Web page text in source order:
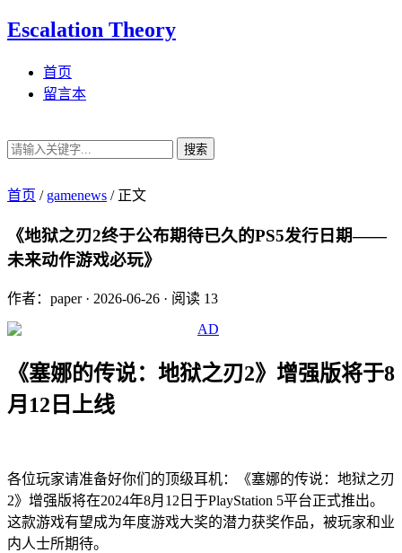
Escalation Theory
首页
留言本
搜索
首页 / gamenews /正文
《地狱之刃2终于公布期待已久的PS5发行日期——
未来动作游戏必玩》
作者：paper· 2026-06-26 · 阅读 13
《塞娜的传说：地狱之刃2》增强版将于8
月12日上线
各位玩家请准备好你们的顶级耳机：《塞娜的传说：地狱之刃
2》增强版将在2024年8月12日于PlayStation 5平台正式推出。
这款游戏有望成为年度游戏大奖的潜力获奖作品，被玩家和业
内人士所期待。